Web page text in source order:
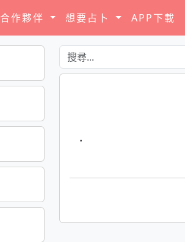
合作夥伴 想要占卜 APP下載
·